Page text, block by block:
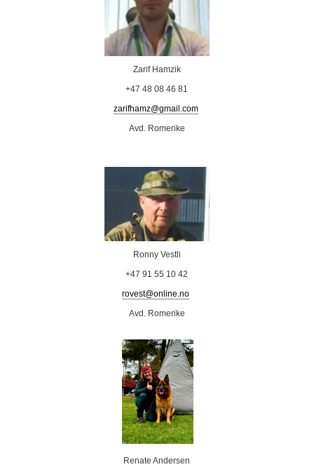
Zarif Hamzik
+47 48 08 46 81
zarifhamz@gmail.com
Avd. Romerike
Ronny Vestli
+47 91 55 10 42
rovest@online.no
Avd. Romerike
Renate Andersen